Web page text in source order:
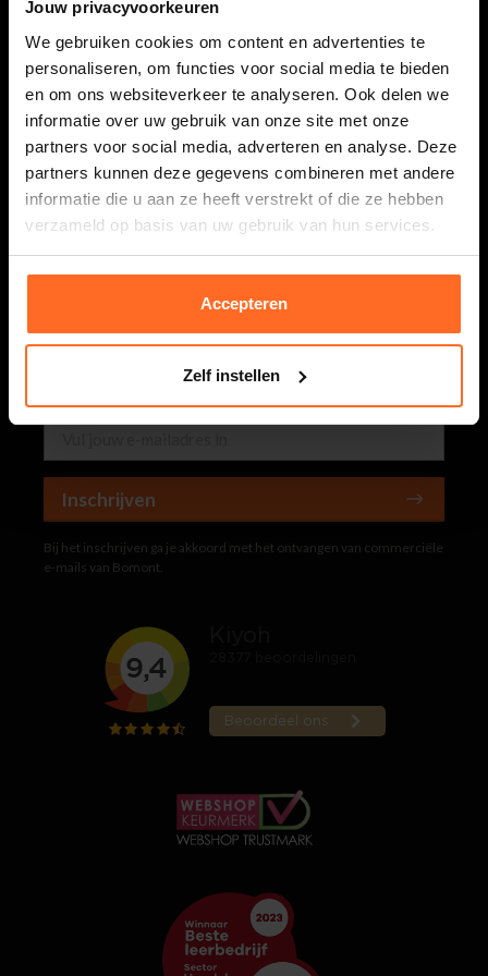
Jouw privacyvoorkeuren
We gebruiken cookies om content en advertenties te
personaliseren, om functies voor social media te bieden
en om ons websiteverkeer te analyseren. Ook delen we
informatie over uw gebruik van onze site met onze
partners voor social media, adverteren en analyse. Deze
partners kunnen deze gegevens combineren met andere
informatie die u aan ze heeft verstrekt of die ze hebben
verzameld op basis van uw gebruik van hun services.
Accepteren
Zelf instellen
webshop@bomont.nl
Binnen 2 werkdagen antwoord op je vraag
Bomont
Klantenservice
Schrijf je in & ontvang € 5,- shoptegoed! Ontvang een
Inschrijven
Bij het inschrijven ga je akkoord met het ontvangen van commerciële
e-mails van Bomont.